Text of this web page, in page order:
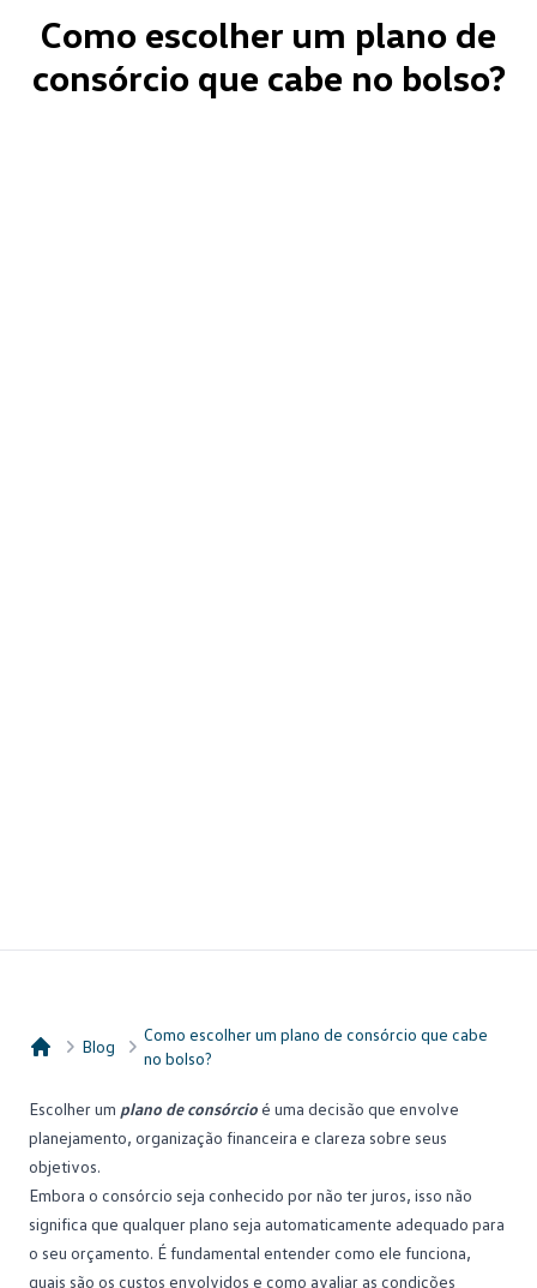
Como escolher um plano de
consórcio que cabe no bolso?
Consórcio Embracon
Blog
Como escolher um plano de consórcio que cabe
no bolso?
Escolher um plano de consórcioé uma decisão que envolve
planejamento, organização financeira e clareza sobre seus
objetivos.
Embora o consórcio seja conhecido por não ter juros, isso não
significa que qualquer plano seja automaticamente adequado para
o seu orçamento. É fundamental entender como ele funciona,
quais são os custos envolvidos e como avaliar as condições